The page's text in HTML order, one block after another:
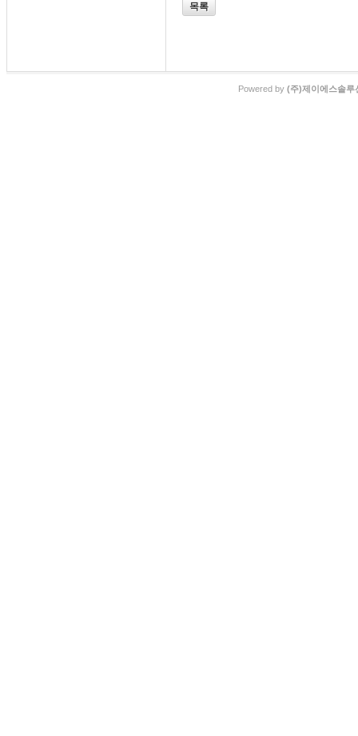
목록
Powered by (주)제이에스솔루